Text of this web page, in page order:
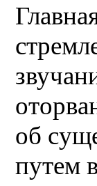
об
путем